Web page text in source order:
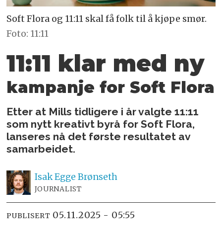
Soft Flora og 11:11 skal få folk til å kjøpe smør.
Foto: 11:11
11:11 klar med ny
kampanje for Soft Flora
Etter at Mills tidligere i år valgte 11:11
som nytt kreativt byrå for Soft Flora,
lanseres nå det første resultatet av
samarbeidet.
IsakEgge Brønseth
JOURNALIST
PUBLISERT 05.11.2025 - 05:55